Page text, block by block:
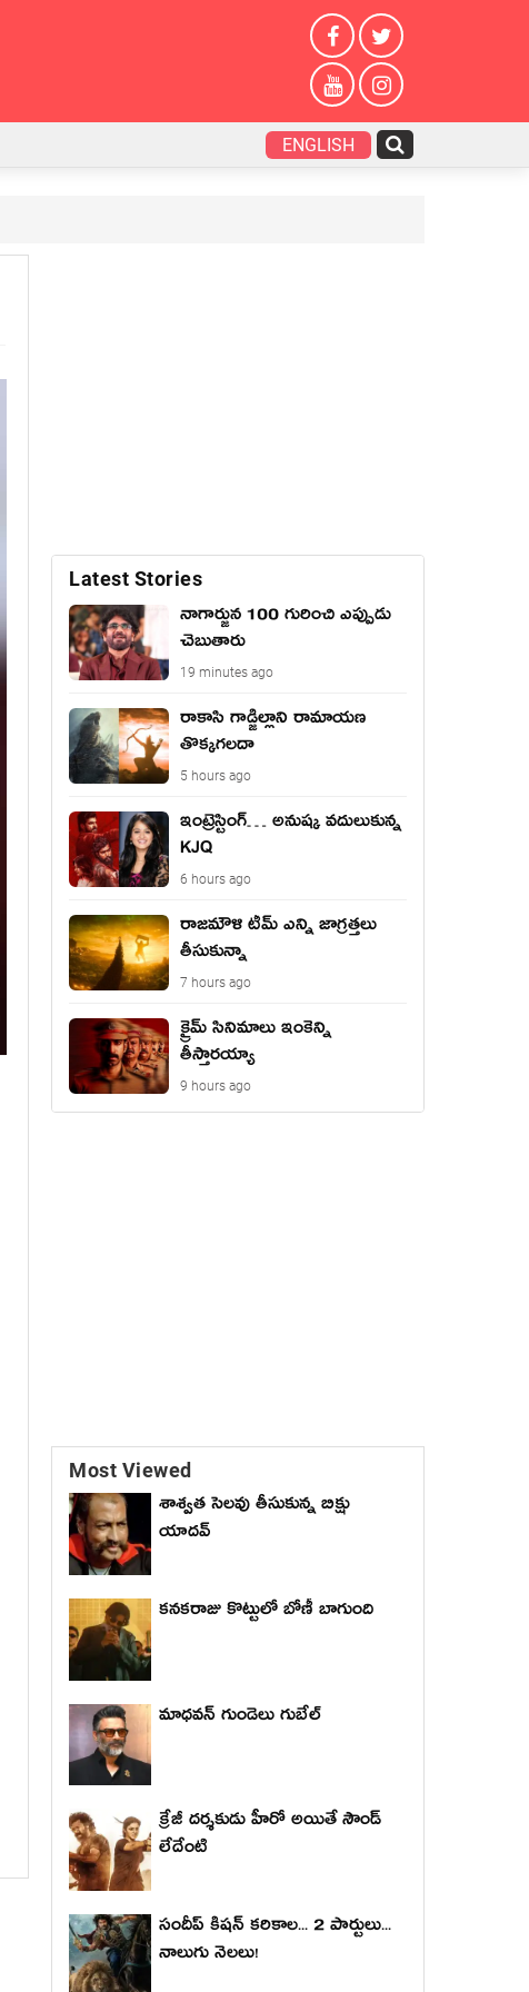
ENGLISH
Latest Stories
నాగార్జున 100 గురించి ఎప్పుడు
చెబుతారు
19 minutes ago
రాకాసి గాడ్జిల్లాని రామాయణ
తొక్కగలదా
5 hours ago
ఇంట్రెస్టింగ్… అనుష్క వదులుకున్న
KJQ
6 hours ago
రాజమౌళి టీమ్ ఎన్ని జాగ్రత్తలు
తీసుకున్నా
7 hours ago
క్రైమ్ సినిమాలు ఇంకెన్ని
తీస్తారయ్యా
9 hours ago
Most Viewed
శాశ్వత సెలవు తీసుకున్న బిక్షు
యాదవ్
కనకరాజు కొట్టులో బోణీ బాగుంది
మాధ‌వ‌న్ గుండెలు గుబేల్‌
క్రేజీ దర్శకుడు హీరో అయితే సౌండ్
లేదేంటి
సందీప్ కిషన్ కరికాల... 2 పార్టులు...
నాలుగు నెలలు!